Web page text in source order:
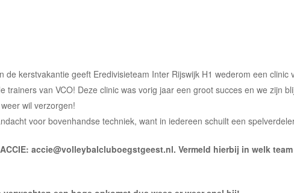
de kerstvakantie geeft Eredivisieteam Inter Rijswijk H1 wederom een clinic
trainers van VCO! Deze clinic was vorig jaar een groot succes en we zijn
wil verzorgen!
voor bovenhandse techniek, want in iedereen schuilt een
accie@volleybalcluboegstgeest.nl. Vermeld hierbij in welk